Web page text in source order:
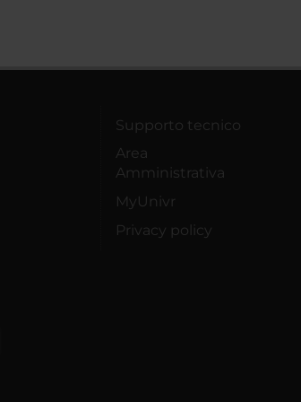
Supporto tecnico
Area
Amministrativa
MyUnivr
Privacy policy